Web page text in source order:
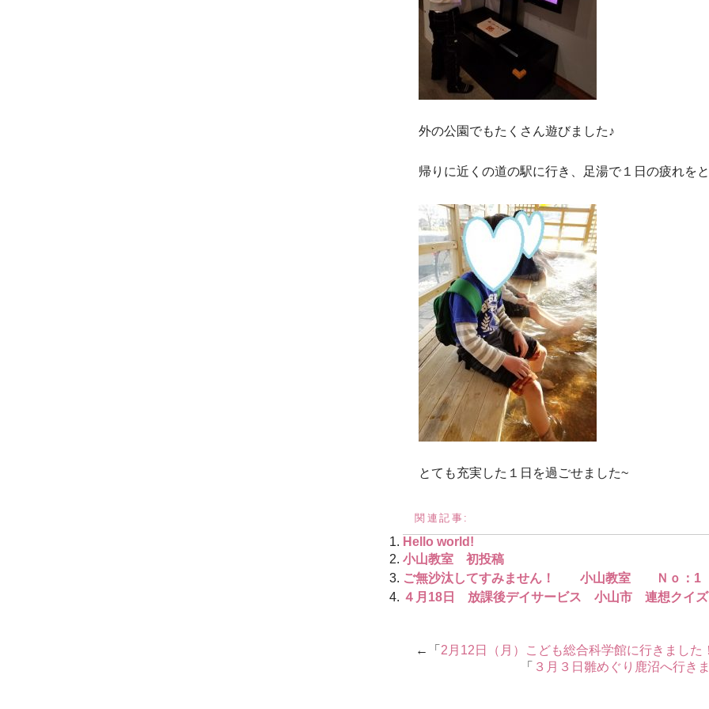
外の公園でもたくさん遊びました♪
帰りに近くの道の駅に行き、足湯で１日の疲れをと
とても充実した１日を過ごせました~
関連記事:
Hello world!
小山教室 初投稿
ご無沙汰してすみません！ 小山教室 Ｎｏ：1
４月18日 放課後デイサービス 小山市 連想クイ
←「 2月12日（月）こども総合科学館に行きました！
「 ３月３日雛めぐり鹿沼へ行き